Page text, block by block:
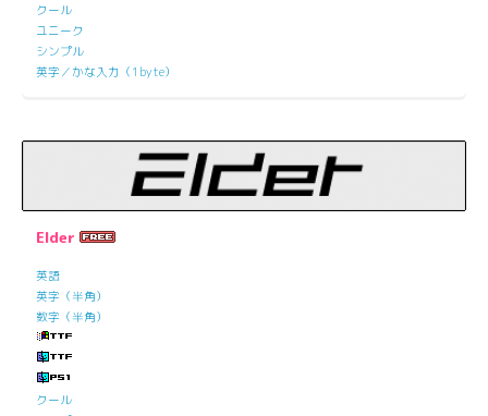
クール
ユニーク
シンプル
英字／かな入力（1byte）
Elder
英語
英字（半角）
数字（半角）
クール